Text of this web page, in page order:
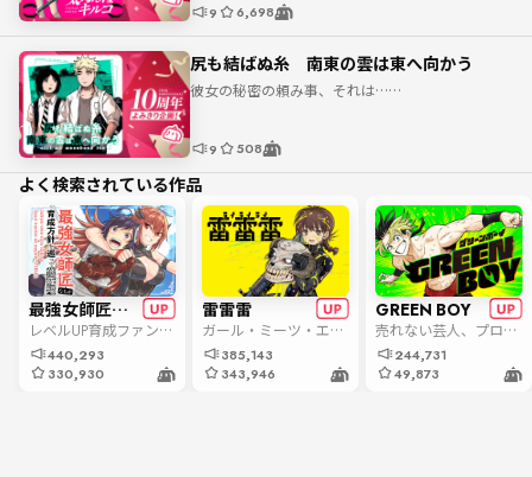
9 6,698
尻も結ばぬ糸 南東の雲は東へ向かう
彼女の秘密の頼み事、それは……
9 508
よく検索されている作品
最強女師匠たちが育成方針を巡って修羅場
レベルUP育成ファンタジー！
440,293
330,930
雷雷雷
ガール・ミーツ・エイリアン！
385,143
343,946
GREEN BOY
売れない芸人、プロレスに立つ
244,731
49,873